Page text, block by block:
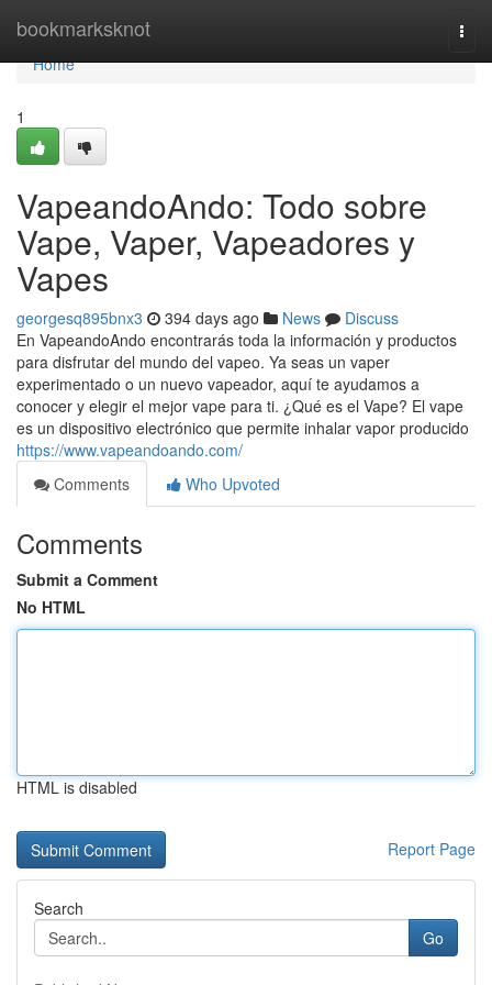
bookmarksknot
Home
Home
1
VapeandoAndo: Todo sobre
Vape, Vaper, Vapeadores y
Vapes
georgesq895bnx3 394 days ago News
Discuss
En VapeandoAndo encontrarás toda la información y productos
para disfrutar del mundo del vapeo. Ya seas un vaper
experimentado o un nuevo vapeador, aquí te ayudamos a
conocer y elegir el mejor vape para ti. ¿Qué es el Vape? El vape
es un dispositivo electrónico que permite inhalar vapor producido
https://www.vapeandoando.com/
Comments
Who Upvoted
Comments
Submit a Comment
No HTML
HTML is disabled
Report Page
Search
Go